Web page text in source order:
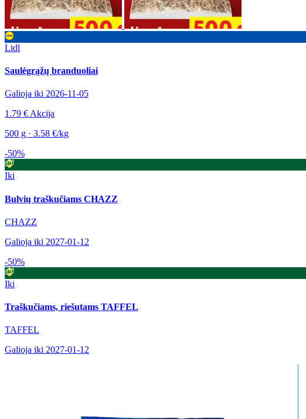
Lidl
Saulėgrąžų branduoliai
Galioja iki 2026-11-05
1.79 € Akcija
500 g · 3.58 €/kg
-50%
Iki
Bulvių traškučiams CHAZZ
CHAZZ
Galioja iki 2027-01-12
-50%
Iki
Traškučiams, riešutams TAFFEL
TAFFEL
Galioja iki 2027-01-12